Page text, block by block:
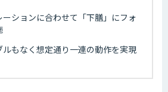
ションに合わせて「下膳」にフォ
もなく想定通り一連の動作を実現